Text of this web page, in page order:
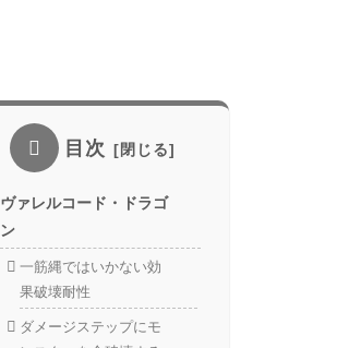
目次
ヴァレルコード・ドラゴ
ン
一筋縄ではいかない効
果破壊耐性
ダメージステップにモ